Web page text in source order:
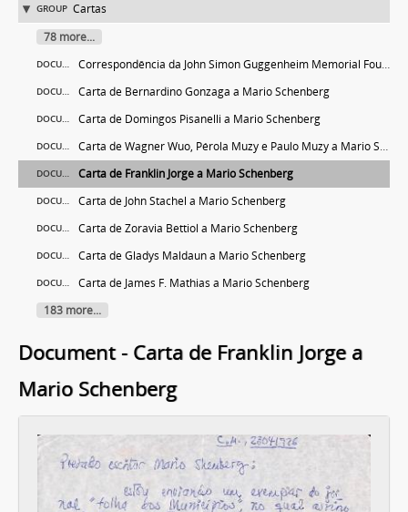
GROUP Cartas
78 more...
DOCUMENT Correspondência da John Simon Guggenheim Memorial Foundation
DOCUMENT Carta de Bernardino Gonzaga a Mario Schenberg
DOCUMENT Carta de Domingos Pisanelli a Mario Schenberg
DOCUMENT Carta de Wagner Wuo, Pérola Muzy e Paulo Muzy a Mario Schenberg
DOCUMENT Carta de Franklin Jorge a Mario Schenberg
DOCUMENT Carta de John Stachel a Mario Schenberg
DOCUMENT Carta de Zoravia Bettiol a Mario Schenberg
DOCUMENT Carta de Gladys Maldaun a Mario Schenberg
DOCUMENT
Carta de James F. Mathias a Mario Schenberg
183 more...
Document - Carta de Franklin Jorge a
Mario Schenberg